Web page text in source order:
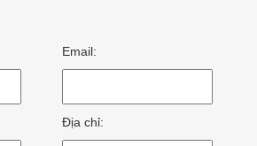
Email:
Địa chỉ: